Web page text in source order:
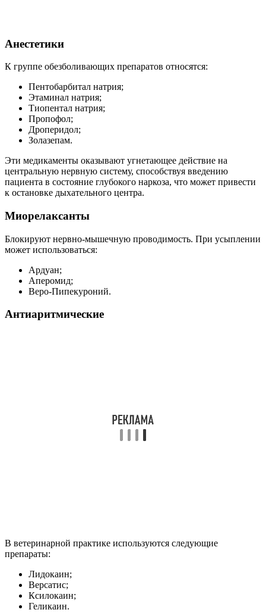
Анестетики
К группе обезболивающих препаратов относятся:
Пентобарбитал натрия;
Этаминал натрия;
Тиопентал натрия;
Пропофол;
Дроперидол;
Золазепам.
Эти медикаменты оказывают угнетающее действие на
центральную нервную систему, способствуя введению
пациента в состояние глубокого наркоза, что может привести
к остановке дыхательного центра.
Миорелаксанты
Блокируют нервно-мышечную проводимость. При усыплении
может использоваться:
Ардуан;
Аперомид;
Веро-Пипекуроний.
Антиаритмические
В ветеринарной практике используются следующие
препараты:
Лидокаин;
Версатис;
Ксилокаин;
Геликаин.